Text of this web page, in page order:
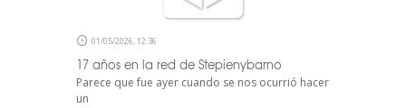
01/05/2026, 12:36
17 años en la red de Stepienybarno
Parece que fue ayer cuando se nos ocurrió hacer
un